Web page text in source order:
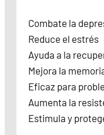
Combate la
Reduce el estrés
Ayuda a la
Mejora la
Eficaz para
Aumenta la
Estimula y